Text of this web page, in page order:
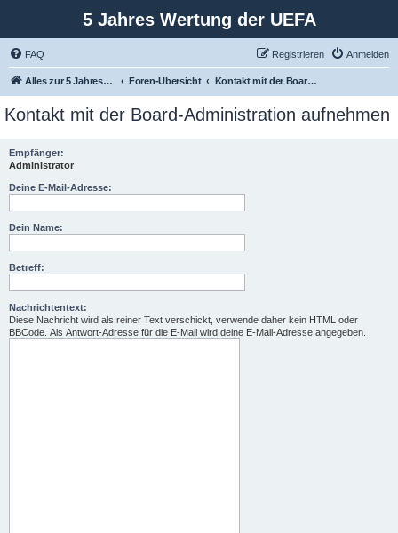
5 Jahres Wertung der UEFA
FAQ Anmelden
Registrieren
Alles zur 5 Jahreswertung / Tabelle der UEFA mit vielen Statistiken. Foren-Übersicht Kontakt mit der Board-Administration aufnehmen
Kontakt mit der Board-Administration aufnehmen
Empfänger:
Administrator
Deine E-Mail-Adresse:
Dein Name:
Betreff:
Nachrichtentext:
Diese Nachricht wird als reiner Text verschickt, verwende daher kein HTML oder
BBCode. Als Antwort-Adresse für die E-Mail wird deine E-Mail-Adresse angegeben.